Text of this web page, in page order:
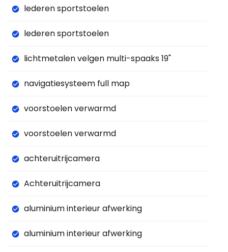
lederen sportstoelen
lederen sportstoelen
lichtmetalen velgen multi-spaaks 19"
navigatiesysteem full map
voorstoelen verwarmd
voorstoelen verwarmd
achteruitrijcamera
Achteruitrijcamera
aluminium interieur afwerking
aluminium interieur afwerking